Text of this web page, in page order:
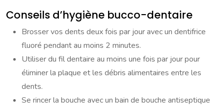
Conseils d’hygiène bucco-dentaire
Brosser vos dents deux fois par jour avec un dentifrice
fluoré pendant au moins 2 minutes.
Utiliser du fil dentaire au moins une fois par jour pour
éliminer la plaque et les débris alimentaires entre les
dents.
Se rincer la bouche avec un bain de bouche antiseptique